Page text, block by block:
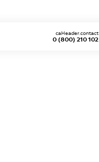
0 (800) 210 102
caHeader.contact